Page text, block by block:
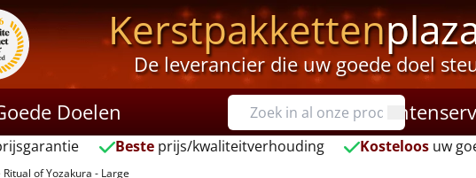
Kerstpakketten
De leverancier die uw goede doel
Doelen
Besteprijs/kwaliteitverhouding Kosteloos uw
Ritual of Yozakura - Large